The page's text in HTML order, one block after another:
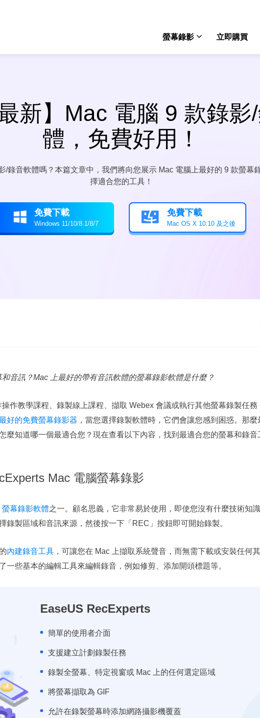
螢幕錄影
macOS螢幕
立即購買
新】Mac 電腦 9 款錄影
體，免費好用！
/錄音軟體嗎？本篇文章中，我們將向您展示 Mac 電腦上最好的 9 款螢幕
擇適合您的工具！
 免費下載
Windows 11/10/8.1/8/7  免費下載
Mac OS X 10.10 及之後
音訊？Mac 上最好的帶有音訊軟體的螢幕錄影軟體是什麼？
作教學課程、錄製線上課程、擷取 Webex 會議或執行其他螢幕錄製任
好的免費螢幕錄影器 ，當您選擇錄製軟體時，它們會讓您感到困惑。那
麼知道哪一個最適合您？現在查看以下內容，找到最適合您的螢幕和錄音
Mac 電腦螢幕錄影
螢幕錄影軟體之一。顧名思義，它非常易於使用，即使您沒有什麼技術知
錄製區域和音訊來源，然後按一下「REC」按鈕即可開始錄製。
內建錄音工具 ，可讓您在 Mac 上擷取系統聲音，而無需下載或安裝任何
一些基本的編輯工具來編輯錄音，例如修剪、添加開頭標題等。
EaseUS RecExperts
簡單的使用者介面
支援建立計劃錄製任務
錄製全螢幕、特定視窗或 Mac 上的任何選定區域
將螢幕擷取為 GIF
允許在錄製螢幕時添加網路攝影機覆蓋